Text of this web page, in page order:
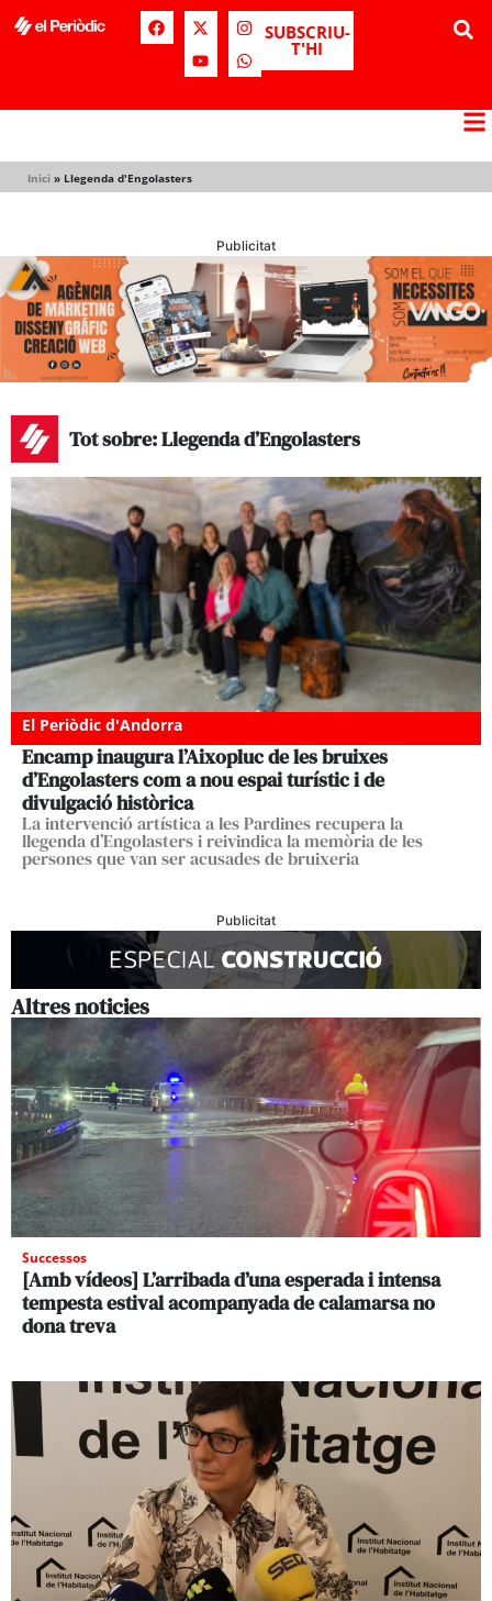
SUBSCRIU-
T'HI
Inici » Llegenda d'Engolasters
Publicitat
Tot sobre: Llegenda d’Engolasters
El Periòdic d'Andorra
Encamp inaugura l’Aixopluc de les bruixes
d’Engolasters com a nou espai turístic i de
divulgació històrica
La intervenció artística a les Pardines recupera la
llegenda d’Engolasters i reivindica la memòria de les
persones que van ser acusades de bruixeria
Publicitat
Altres noticies
Successos
[Amb vídeos] L’arribada d’una esperada i intensa
tempesta estival acompanyada de calamarsa no
dona treva